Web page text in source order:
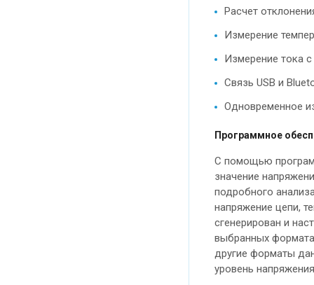
Расчет
Измерение
Измерение тока
Связь USB и
Одновременное
Программное
С помощью
значение
подробного
напряжение цепи,
сгенерирован и
выбранных
другие форматы
уровень